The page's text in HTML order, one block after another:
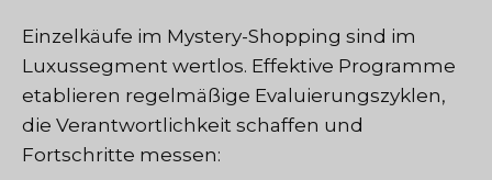
Einzelkäufe im Mystery-Shopping sind im
Luxussegment wertlos. Effektive Programme
etablieren regelmäßige Evaluierungszyklen,
die Verantwortlichkeit schaffen und
Fortschritte messen: